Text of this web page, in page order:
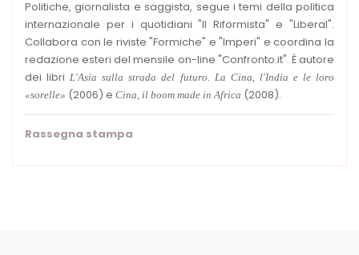
Politiche, giornalista e saggista, segue i temi della politica
internazionale per i quotidiani "Il Riformista" e "Liberal".
Collabora con le riviste "Formiche" e "Imperi" e coordina la
redazione esteri del mensile on-line "Confronto.it". È autore
dei libriL'Asia sulla strada del futuro. La Cina, l'India e le loro
«sorelle» (2006) e Cina, il boom made in Africa (2008).
Rassegna stampa